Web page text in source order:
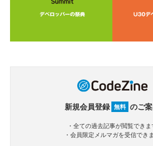
新規会員登録 無料 のご
・全ての過去記事が閲覧でき
・会員限定メルマガを受信でき